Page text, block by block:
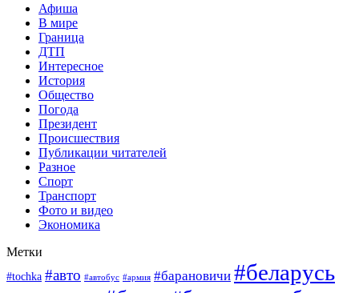
Афиша
В мире
Граница
ДТП
Интересное
История
Общество
Погода
Президент
Происшествия
Публикации читателей
Разное
Спорт
Транспорт
Фото и видео
Экономика
Метки
#tochka #авто #автобус #армия #барановичи #беларусь